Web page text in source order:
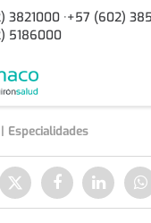
3821000 ·+57 (602)
5186000
Especialidades
Enviar
a
Compartir
en
en